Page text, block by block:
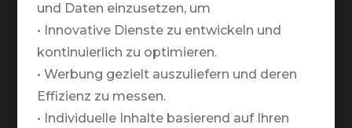
Warum TRAVELZONE?
Team
Markenbotschafter
und Daten einzusetzen, um
• Innovative Dienste zu entwickeln und
kontinuierlich zu optimieren.
• Werbung gezielt auszuliefern und deren
Effizienz zu messen.
• Individuelle Inhalte basierend auf Ihren